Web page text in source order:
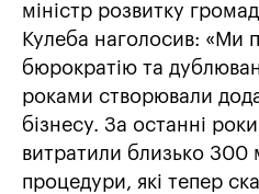
міністр розвитку
Кулеба наголосив: «Ми
бюрократію та
роками створювали
бізнесу. За останні
витратили близько 300
процедури, які тепер